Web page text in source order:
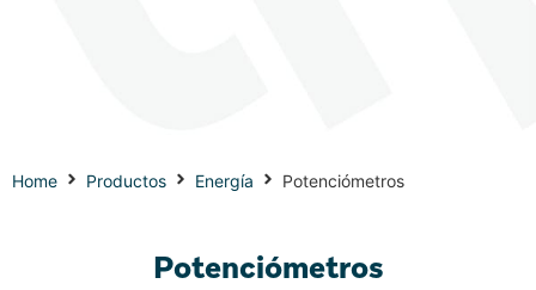
Home Productos Energía Potenciómetros
Potenciómetros